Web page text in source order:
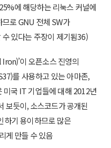
에 해당하는 리눅스 커널에
로 GNU 전체 SW가
있다는 주장이 제기됨36)
이 오픈소스 진영의
를 사용하고 있는 아마존,
미국 IT 기업들에 대해 2012년
보듯이, 소스코드가 공개된
하기 용이하므로 많은
게 만들 수 있음